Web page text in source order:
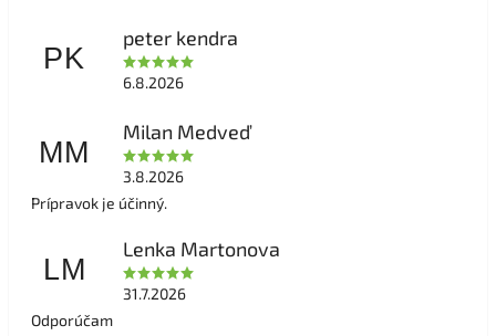
PK
peter kendra
6.8.2026
MM
Milan Medveď
3.8.2026
Prípravok je účinný.
LM
Lenka Martonova
31.7.2026
Odporúčam